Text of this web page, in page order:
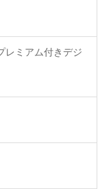
レミアム付きデジ